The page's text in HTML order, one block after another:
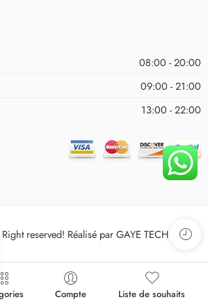
08:00 - 20:00
09:00 - 21:00
13:00 - 22:00
reserved! Réalisé par GAYE TECH
Compte Liste de souhaits